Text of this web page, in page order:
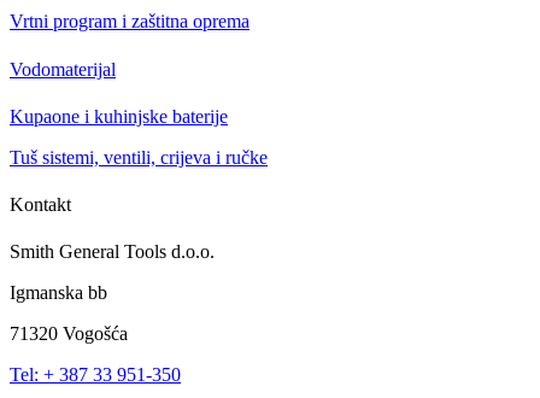
Vrtni program i zaštitna oprema
Vodomaterijal
Kupaone i kuhinjske baterije
Tuš sistemi, ventili, crijeva i ručke
Kontakt
Smith General Tools d.o.o.
Igmanska bb
71320 Vogošća
Tel: + 387 33 951-350